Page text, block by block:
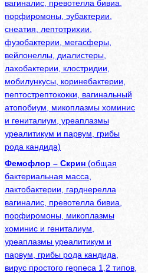
вагиналис, превотелла бивиа,
порфиромоны, эубактерии,
снеатия, лептотрихии,
фузобактерии, мегасферы,
вейлонеллы, диалистеры,
лахобактерии, клостридии,
мобилункусы, коринебактерии,
пептострептококки, вагинальный
атопобиум, микоплазмы хоминис
и гениталиум, уреаплазмы
уреалитикум и парвум, грибы
рода кандида)
Фемофлор – Скрин (общая
бактериальная масса,
лактобактерии, гарднерелла
вагиналис, превотелла бивиа,
порфиромоны, микоплазмы
хоминис и гениталиум,
уреаплазмы уреалитикум и
парвум, грибы рода кандида,
вирус простого герпеса 1,2 типов,